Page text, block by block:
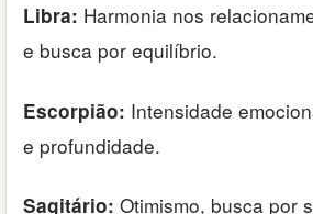
Libra: Harmonia nos
e busca por equilíbrio.
Escorpião: Intensidade
e profundidade.
Sagitário: Otimismo, busca por